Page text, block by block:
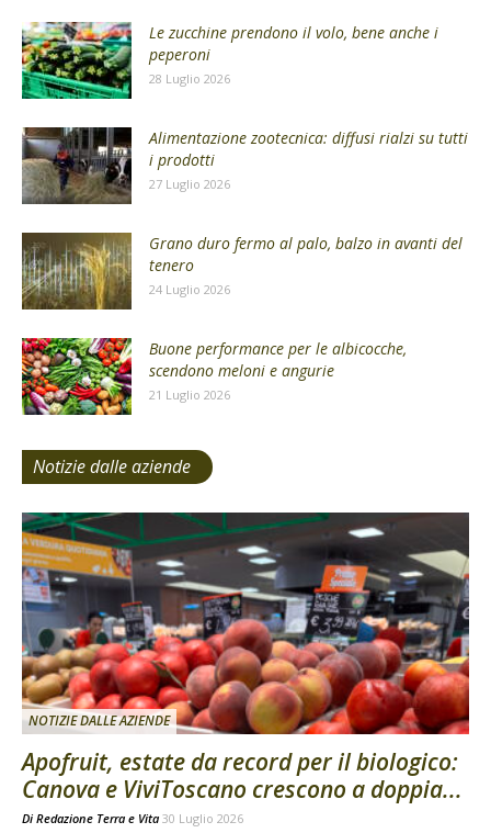
Le zucchine prendono il volo, bene anche i
peperoni
28 Luglio 2026
Alimentazione zootecnica: diffusi rialzi su tutti
i prodotti
27 Luglio 2026
Grano duro fermo al palo, balzo in avanti del
tenero
24 Luglio 2026
Buone performance per le albicocche,
scendono meloni e angurie
21 Luglio 2026
Notizie dalle aziende
NOTIZIE DALLE AZIENDE
Apofruit, estate da record per il biologico:
Canova e ViviToscano crescono a doppia...
Di Redazione Terra e Vita 30 Luglio 2026